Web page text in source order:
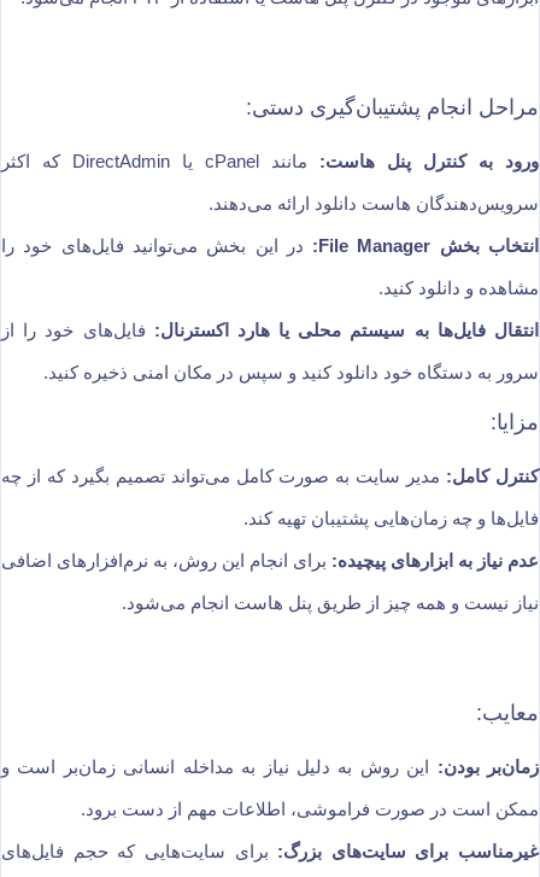
مراحل انجام پشتیبان‌گیری دستی:
ورود به کنترل پنل هاست: مانند cPanel یا DirectAdmin که اکثر
سرویس‌دهندگان هاست دانلود ارائه می‌دهند.
انتخاب بخش File Manager: در این بخش می‌توانید فایل‌های خود را
مشاهده و دانلود کنید.
انتقال فایل‌ها به سیستم محلی یا هارد اکسترنال: فایل‌های خود را از
سرور به دستگاه خود دانلود کنید و سپس در مکان امنی ذخیره کنید.
مزایا:
کنترل کامل: مدیر سایت به صورت کامل می‌تواند تصمیم بگیرد که از چه
فایل‌ها و چه زمان‌هایی پشتیبان تهیه کند.
عدم نیاز به ابزارهای پیچیده: برای انجام این روش، به نرم‌افزارهای اضافی
نیاز نیست و همه چیز از طریق پنل هاست انجام می‌شود.
معایب:
زمان‌بر بودن: این روش به دلیل نیاز به مداخله انسانی زمان‌بر است و
ممکن است در صورت فراموشی، اطلاعات مهم از دست برود.
غیرمناسب برای سایت‌های بزرگ: برای سایت‌هایی که حجم فایل‌های